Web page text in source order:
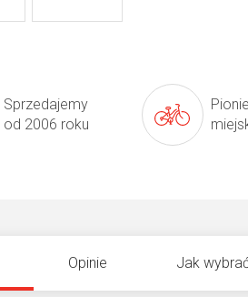
Sprzedajemy
od 2006 roku
Opinie Jak